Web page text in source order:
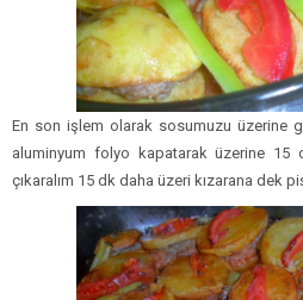
En son işlem olarak sosumuzu üzerine
aluminyum folyo kapatarak üzerine 15
çıkaralım 15 dk daha üzeri kızarana dek